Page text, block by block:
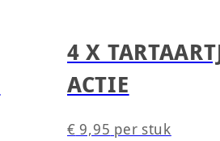
4 X
ACTIE
€ 9,95 per stuk